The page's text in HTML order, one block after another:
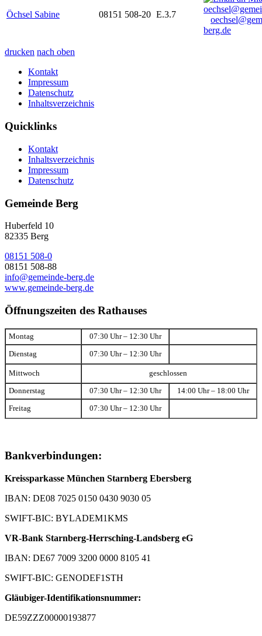
Öchsel Sabine 08151 508-20 E.3.7
berg.de
drucken nach oben
Kontakt
Impressum
Datenschutz
Inhaltsverzeichnis
Quicklinks
Kontakt
Inhaltsverzeichnis
Impressum
Datenschutz
Gemeinde Berg
Huberfeld 10
82335 Berg
08151 508-0
08151 508-88
info@gemeinde-berg.de
www.gemeinde-berg.de
Öffnungszeiten des Rathauses
Montag 07:30 Uhr – 12:30 Uhr
Dienstag 07:30 Uhr – 12:30 Uhr
Mittwoch geschlossen
Donnerstag 07:30 Uhr – 12:30 Uhr 14:00 Uhr – 18:00 Uhr
Freitag 07:30 Uhr – 12:30 Uhr
Bankverbindungen:
Kreissparkasse München Starnberg Ebersberg
IBAN: DE08 7025 0150 0430 9030 05
SWIFT-BIC: BYLADEM1KMS
VR-Bank Starnberg-Herrsching-Landsberg eG
IBAN: DE67 7009 3200 0000 8105 41
SWIFT-BIC: GENODEF1STH
Gläubiger-Identifikationsnummer:
DE59ZZZ00000193877